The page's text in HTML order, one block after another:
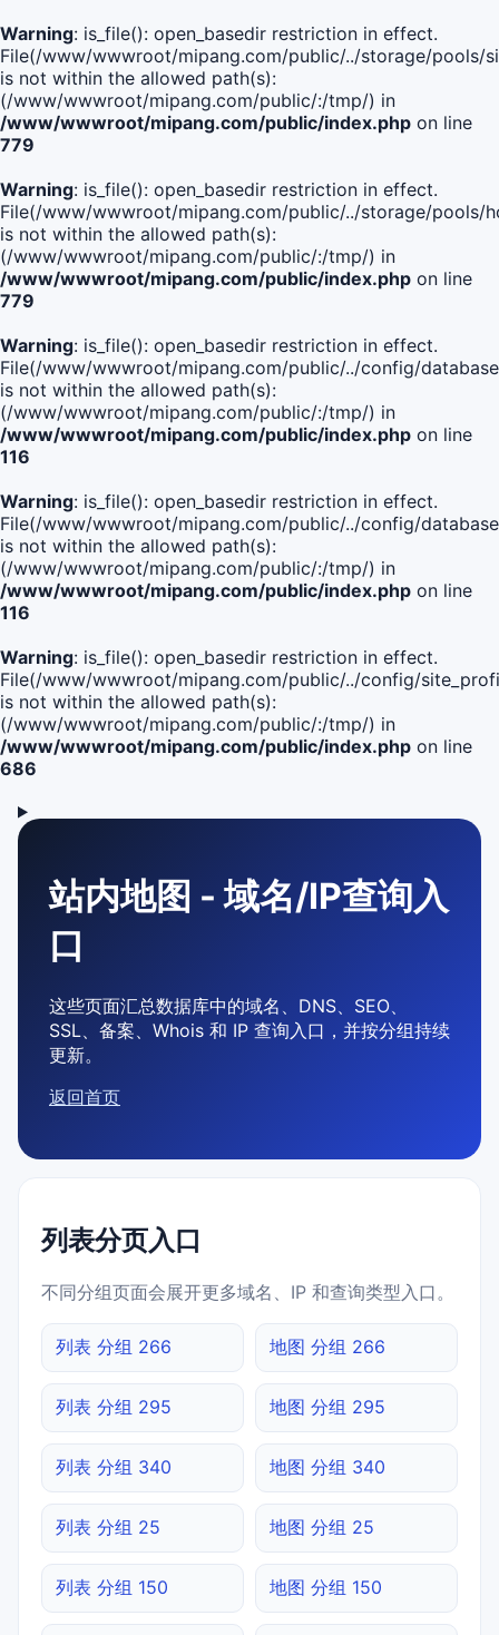
Warning: is_file(): open_basedir restriction in effect.
File(/www/wwwroot/mipang.com/public/../storage/pools/
is not within the allowed path(s):
(/www/wwwroot/mipang.com/public/:/tmp/) in
/www/wwwroot/mipang.com/public/index.php on line
779
Warning: is_file(): open_basedir restriction in effect.
File(/www/wwwroot/mipang.com/public/../storage/pools/
is not within the allowed path(s):
(/www/wwwroot/mipang.com/public/:/tmp/) in
/www/wwwroot/mipang.com/public/index.php on line
779
Warning: is_file(): open_basedir restriction in effect.
File(/www/wwwroot/mipang.com/public/../config/
is not within the allowed path(s):
(/www/wwwroot/mipang.com/public/:/tmp/) in
/www/wwwroot/mipang.com/public/index.php on line
116
Warning: is_file(): open_basedir restriction in effect.
File(/www/wwwroot/mipang.com/public/../config/
is not within the allowed path(s):
(/www/wwwroot/mipang.com/public/:/tmp/) in
/www/wwwroot/mipang.com/public/index.php on line
116
Warning: is_file(): open_basedir restriction in effect.
File(/www/wwwroot/mipang.com/public/../config/
is not within the allowed path(s):
(/www/wwwroot/mipang.com/public/:/tmp/) in
/www/wwwroot/mipang.com/public/index.php on line
686
站内地图 - 域名/IP查询入
口
这些页面汇总数据库中的域名、DNS、SEO、
SSL、备案、Whois 和 IP 查询入口，并按分组持续
更新。
返回首页
列表分页入口
不同分组页面会展开更多域名、IP 和查询类型入口。
列表 分组 266 地图 分组 266
列表 分组 295 地图 分组 295
列表 分组 340 地图 分组 340
列表 分组 25 地图 分组 25
列表 分组 150 地图 分组 150